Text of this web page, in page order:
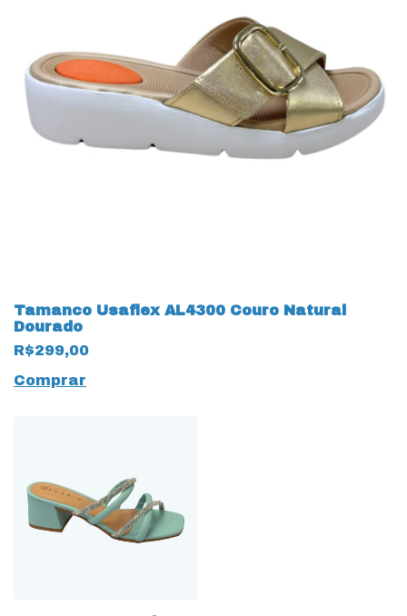
Tamanco Usaflex AL4300 Couro Natural
Dourado
R$299,00
Comprar